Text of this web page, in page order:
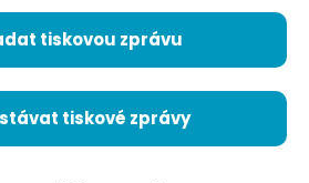
tiskovou zprávu
tiskové zprávy